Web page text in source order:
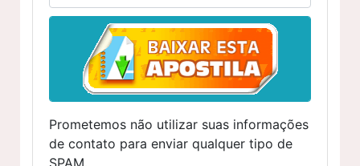
Prometemos não utilizar suas informações
de contato para enviar qualquer tipo de
SPAM.